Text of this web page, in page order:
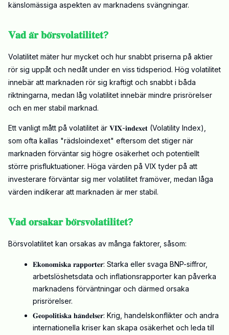
känslomässiga aspekten av marknadens svängningar.
𝐕𝐚𝐝 𝐚̈𝐫 𝐛𝐨̈𝐫𝐬𝐯𝐨𝐥𝐚𝐭𝐢𝐥𝐢𝐭𝐞𝐭?
Volatilitet mäter hur mycket och hur snabbt priserna på aktier
rör sig uppåt och nedåt under en viss tidsperiod. Hög volatilitet
innebär att marknaden rör sig kraftigt och snabbt i båda
riktningarna, medan låg volatilitet innebär mindre prisrörelser
och en mer stabil marknad.
Ett vanligt mått på volatilitet är 𝐕𝐈𝐗-𝐢𝐧𝐝𝐞𝐱𝐞𝐭 (Volatility Index),
som ofta kallas "rädsloindexet" eftersom det stiger när
marknaden förväntar sig högre osäkerhet och potentiellt
större prisfluktuationer. Höga värden på VIX tyder på att
investerare förväntar sig mer volatilitet framöver, medan låga
värden indikerar att marknaden är mer stabil.
𝐕𝐚𝐝 𝐨𝐫𝐬𝐚𝐤𝐚𝐫 𝐛𝐨̈𝐫𝐬𝐯𝐨𝐥𝐚𝐭𝐢𝐥𝐢𝐭𝐞𝐭?
Börsvolatilitet kan orsakas av många faktorer, såsom:
𝐄𝐤𝐨𝐧𝐨𝐦𝐢𝐬𝐤𝐚 𝐫𝐚𝐩𝐩𝐨𝐫𝐭𝐞𝐫: Starka eller svaga BNP-siffror,
arbetslöshetsdata och inflationsrapporter kan påverka
marknadens förväntningar och därmed orsaka
prisrörelser.
𝐆𝐞𝐨𝐩𝐨𝐥𝐢𝐭𝐢𝐬𝐤𝐚 𝐡𝐚̈𝐧𝐝𝐞𝐥𝐬𝐞𝐫: Krig, handelskonflikter och andra
internationella kriser kan skapa osäkerhet och leda till